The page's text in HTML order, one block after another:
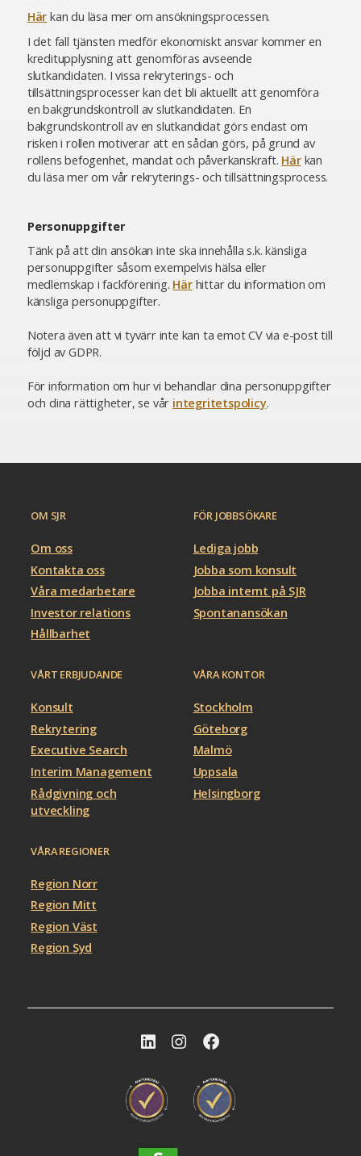
Här kan du läsa mer om ansökningsprocessen.
I det fall tjänsten medför ekonomiskt ansvar kommer en
kreditupplysning att genomföras avseende
slutkandidaten. I vissa rekryterings- och
tillsättningsprocesser kan det bli aktuellt att genomföra
en bakgrundskontroll av slutkandidaten. En
bakgrundskontroll av en slutkandidat görs endast om
risken i rollen motiverar att en sådan görs, på grund av
rollens befogenhet, mandat och påverkanskraft. Härkan
du läsa mer om vår rekryterings- och tillsättningsprocess.
Personuppgifter
Tänk på att din ansökan inte ska innehålla s.k. känsliga
personuppgifter såsom exempelvis hälsa eller
medlemskap i fackförening. Härhittar du information om
känsliga personuppgifter.
Notera även att vi tyvärr inte kan ta emot CV via e-post till
följd av GDPR.
För information om hur vi behandlar dina personuppgifter
och dina rättigheter, se vår integritetspolicy.
OM SJR
Om oss
Kontakta oss
Våra medarbetare
Investor relations
Hållbarhet
FÖR JOBBSÖKARE
Lediga jobb
Jobba som konsult
Jobba internt på SJR
Spontanansökan
VÅRT ERBJUDANDE
Konsult
Rekrytering
Executive Search
Interim Management
Rådgivning och
utveckling
VÅRA KONTOR
Stockholm
Göteborg
Malmö
Uppsala
Helsingborg
VÅRA REGIONER
Region Norr
Region Mitt
Region Väst
Region Syd